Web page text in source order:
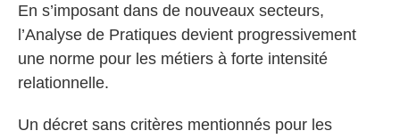
En s’imposant dans de nouveaux secteurs,
l’Analyse de Pratiques devient progressivement
une norme pour les métiers à forte intensité
relationnelle.
Un décret sans critères mentionnés pour les